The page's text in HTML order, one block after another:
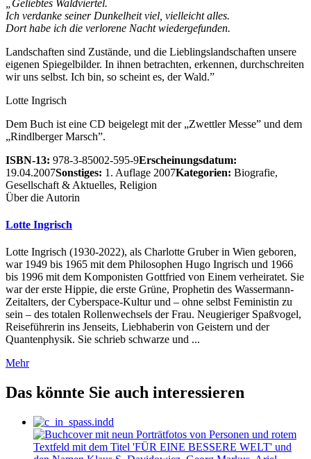
„Geliebtes Waldviertel.
Ich verdanke seiner Dunkelheit viel, vielleicht alles.
Dort habe ich die verlorene Nacht wiedergefunden.
Landschaften sind Zustände, und die Lieblingslandschaften unsere
eigenen Spiegelbilder. In ihnen betrachten, erkennen, durchschreiten
wir uns selbst. Ich bin, so scheint es, der Wald.”
Lotte Ingrisch
Dem Buch ist eine CD beigelegt mit der „Zwettler Messe” und dem
„Rindlberger Marsch”.
ISBN-13: 978-3-85002-595-9Erscheinungsdatum:
19.04.2007Sonstiges: 1. Auflage 2007Kategorien: Biografie,
Gesellschaft & Aktuelles, Religion
Über die Autorin
Lotte Ingrisch
Lotte Ingrisch (1930-2022), als Charlotte Gruber in Wien geboren,
war 1949 bis 1965 mit dem Philosophen Hugo Ingrisch und 1966
bis 1996 mit dem Komponisten Gottfried von Einem verheiratet. Sie
war der erste Hippie, die erste Grüne, Prophetin des Wassermann-
Zeitalters, der Cyberspace-Kultur und – ohne selbst Feministin zu
sein – des totalen Rollenwechsels der Frau. Neugieriger Spaßvogel,
Reiseführerin ins Jenseits, Liebhaberin von Geistern und der
Quantenphysik. Sie schrieb schwarze und ...
Mehr
Das könnte Sie auch interessieren